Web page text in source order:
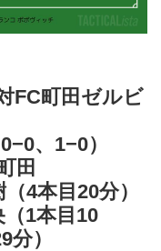
FC町田ゼルビ
、1−0）
田
4本目20分）
本目10
）